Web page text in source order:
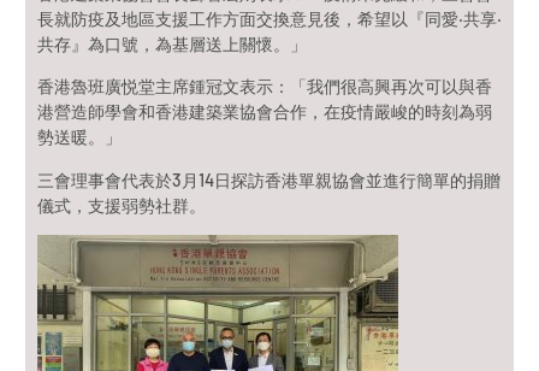
長就防疫及地區支援工作方面交換意見後，希望以『同愛‧共享‧
共存』為口號，為基層送上關懷。」
香港魯班廣悦堂主席鍾冠文表示：「我們很高興再次可以與香
港營造師學會和香港建築業協會合作，在疫情嚴峻的時刻為弱
勢送暖。」
三會理事會代表於3月14日探訪香港單親協會並進行簡單的捐贈
儀式，支援弱勢社群。